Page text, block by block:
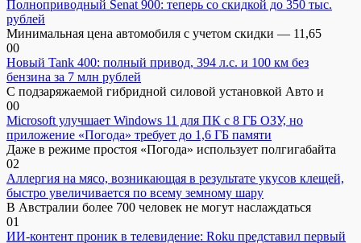
Полноприводный Senat 900: теперь со скидкой до 350 тыс.
рублей
Минимальная цена автомобиля с учетом скидки — 11,65
00
Новый Tank 400: полный привод, 394 л.с. и 100 км без
бензина за 7 млн рублей
С подзаряжаемой гибридной силовой установкой Авто и
00
Microsoft улучшает Windows 11 для ПК с 8 ГБ ОЗУ, но
приложение «Погода» требует до 1,6 ГБ памяти
Даже в режиме простоя «Погода» использует полгигабайта
02
Аллергия на мясо, возникающая в результате укусов клещей,
быстро увеличивается по всему земному шару
В Австралии более 700 человек не могут наслаждаться
01
ИИ-контент проник в телевидение: Roku представил первый